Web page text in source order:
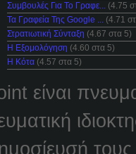
Συμβουλές Για Το Γραφε... (4.75
Τα Γραφεία Της Google ... (4.71
Στρατιωτική Σύνταξη (4.67 στα 5)
Η Εξομολόγηση (4.60 στα 5)
Η Κότα (4.57 στα 5)
είναι
τους